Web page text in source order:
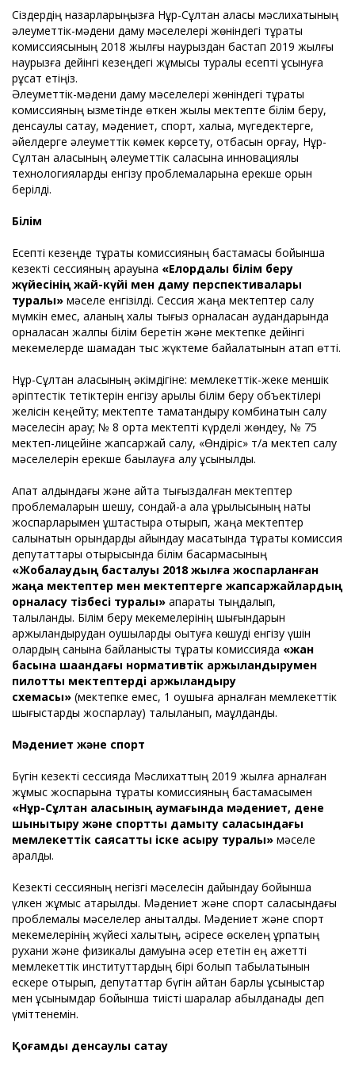
Сіздердің назарларыңызға Нұр-Сұлтан қаласы мәслихатының
әлеуметтік-мәдени даму мәселелері жөніндегі тұрақты
комиссиясының 2018 жылғы наурыздан бастап 2019 жылғы
наурызға дейінгі кезеңдегі жұмысы туралы есепті ұсынуға
рұқсат етіңіз.
Әлеуметтік-мәдени даму мәселелері жөніндегі тұрақты
комиссияның қызметінде өткен жылы мектепте білім беру,
денсаулық сақтау, мәдениет, спорт, халыққа, мүгедектерге,
әйелдерге әлеуметтік көмек көрсету, отбасын қорғау, Нұр-
Сұлтан қаласының әлеуметтік саласына инновациялық
технологияларды енгізу проблемаларына ерекше орын
берілді.
Білім
Есепті кезеңде тұрақты комиссияның бастамасы бойынша
кезекті сессияның қарауына «Елордалық білім беру
жүйесінің жай-күйі мен даму перспективалары
туралы» мәселе енгізілді. Сессия жаңа мектептер салу
мүмкін емес, қаланың халық тығыз орналасқан аудандарында
орналасқан жалпы білім беретін және мектепке дейінгі
мекемелерде шамадан тыс жүктеме байқалатынын атап өтті.
Нұр-Сұлтан қаласының әкімдігіне: мемлекеттік-жеке меншік
әріптестік тетіктерін енгізу арқылы білім беру объектілері
желісін кеңейту; мектепте тамақтандыру комбинатын салу
мәселесін қарау; № 8 орта мектепті күрделі жөндеу, № 75
мектеп-лицейіне жапсаржай салу, «Өндіріс» т/а мектеп салу
мәселелерін ерекше бақылауға алу ұсынылды.
Апат алдындағы және қайта тығыздалған мектептер
проблемаларын шешу, сондай-ақ қала құрылысының нақты
жоспарларымен ұштастыра отырып, жаңа мектептер
салынатын орындарды айқындау мақсатында тұрақты комиссия
депутаттары отырысында білім басқармасының
«Жобалаудың басталуы 2018 жылға жоспарланған
жаңа мектептер мен мектептерге жапсаржайлардың
орналасу тізбесі туралы» ақпараты тыңдалып,
талқыланды. Білім беру мекемелерінің шығындарын
қаржыландырудан оқушыларды оқытуға көшуді енгізу үшін
олардың санына байланысты тұрақты комиссияда «жан
басына шаққандағы нормативтік қаржыландырумен
пилоттық мектептерді қаржыландыру
схемасы» (мектепке емес, 1 оқушыға арналған мемлекеттік
шығыстарды жоспарлау) талқыланып, мақұлданды.
Мәдениет және спорт
Бүгін кезекті сессияда Мәслихаттың 2019 жылға арналған
жұмыс жоспарына тұрақты комиссияның бастамасымен
«Нұр-Сұлтан қаласының аумағында мәдениет, дене
шынықтыру және спортты дамыту саласындағы
мемлекеттік саясатты іске асыру туралы» мәселе
қаралды.
Кезекті сессияның негізгі мәселесін дайындау бойынша
үлкен жұмыс атқарылды. Мәдениет және спорт саласындағы
проблемалық мәселелер анықталды. Мәдениет және спорт
мекемелерінің жүйесі халықтың, әсіресе өскелең ұрпақтың
рухани және физикалық дамуына әсер ететін ең қажетті
мемлекеттік институттардың бірі болып табылатынын
ескере отырып, депутаттар бүгін айтқан барлық ұсыныстар
мен ұсынымдар бойынша тиісті шаралар қабылданады деп
үміттенемін.
Қоғамдық денсаулық сақтау